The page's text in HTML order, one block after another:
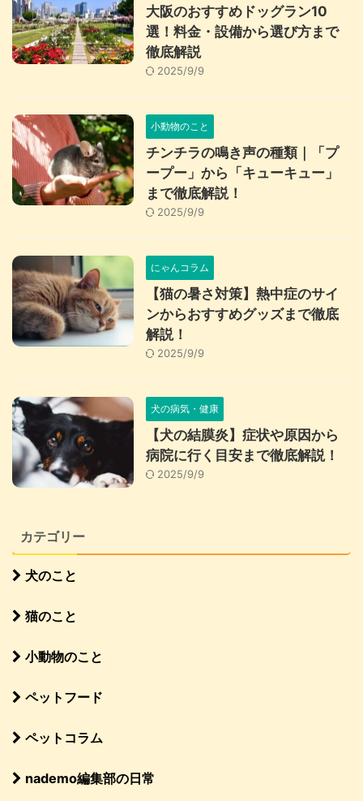
大阪のおすすめドッグラン10
選！料金・設備から選び方まで
徹底解説
2025/9/9
小動物のこと
チンチラの鳴き声の種類｜「プ
ープー」から「キューキュー」
まで徹底解説！
2025/9/9
にゃんコラム
【猫の暑さ対策】熱中症のサイ
ンからおすすめグッズまで徹底
解説！
2025/9/9
犬の病気・健康
【犬の結膜炎】症状や原因から
病院に行く目安まで徹底解説！
2025/9/9
カテゴリー
犬のこと
猫のこと
小動物のこと
ペットフード
ペットコラム
nademo編集部の日常